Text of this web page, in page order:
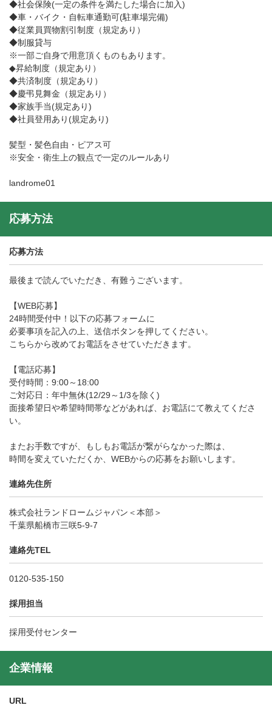
◆社会保険(一定の条件を満たした場合に加入)
◆車・バイク・自転車通勤可(駐車場完備)
◆従業員買物割引制度（規定あり）
◆制服貸与
※一部ご自身で用意頂くものもあります。
◆昇給制度（規定あり）
◆共済制度（規定あり）
◆慶弔見舞金（規定あり）
◆家族手当(規定あり)
◆社員登用あり(規定あり)
髪型・髪色自由・ピアス可
※安全・衛生上の観点で一定のルールあり
landrome01
応募方法
応募方法
最後まで読んでいただき、有難うございます。
【WEB応募】
24時間受付中！以下の応募フォームに
必要事項を記入の上、送信ボタンを押してください。
こちらから改めてお電話をさせていただきます。
【電話応募】
受付時間：9:00～18:00
ご対応日：年中無休(12/29～1/3を除く)
面接希望日や希望時間帯などがあれば、お電話にて教えてくださ
い。
またお手数ですが、もしもお電話が繋がらなかった際は、
時間を変えていただくか、WEBからの応募をお願いします。
連絡先住所
株式会社ランドロームジャパン＜本部＞
千葉県船橋市三咲5-9-7
連絡先TEL
0120-535-150
採用担当
採用受付センター
企業情報
URL